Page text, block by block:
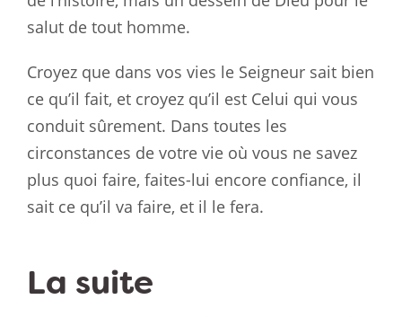
salut de tout homme.
Croyez que dans vos vies le Seigneur sait bien
ce qu’il fait, et croyez qu’il est Celui qui vous
conduit sûrement. Dans toutes les
circonstances de votre vie où vous ne savez
plus quoi faire, faites-lui encore confiance, il
sait ce qu’il va faire, et il le fera.
La suite